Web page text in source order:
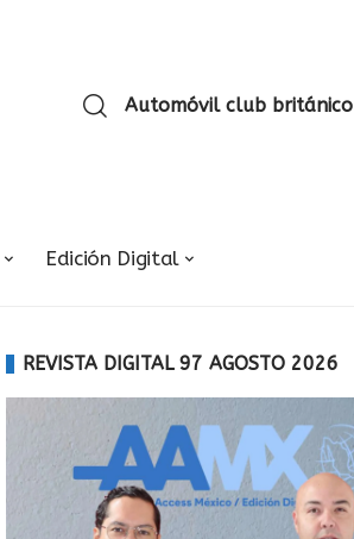
Automóvil club británico
Edición Digital
REVISTA DIGITAL 97 AGOSTO 2026